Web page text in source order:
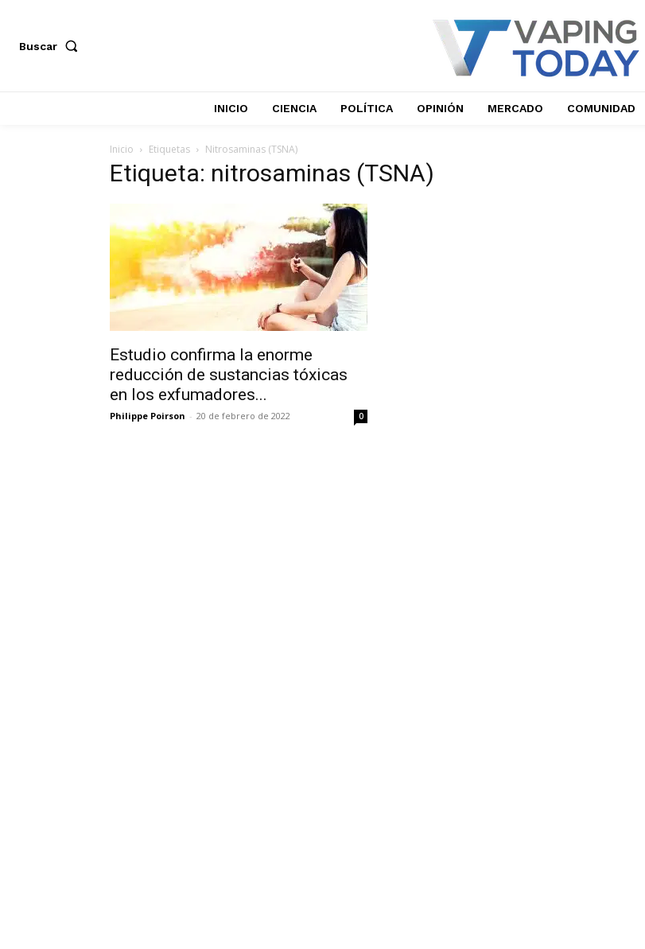
No te
Suscríbete a
noticias del
Subscribe to
of vaping and
Buscar
INICIO CIENCIA POLÍTICA OPINIÓN MERCADO COMUNIDAD
Inicio Etiquetas Nitrosaminas (TSNA)
Etiqueta: nitrosaminas (TSNA)
Estudio confirma la enorme
reducción de sustancias tóxicas
en los exfumadores...
Philippe Poirson - 20 de febrero de 2022 0